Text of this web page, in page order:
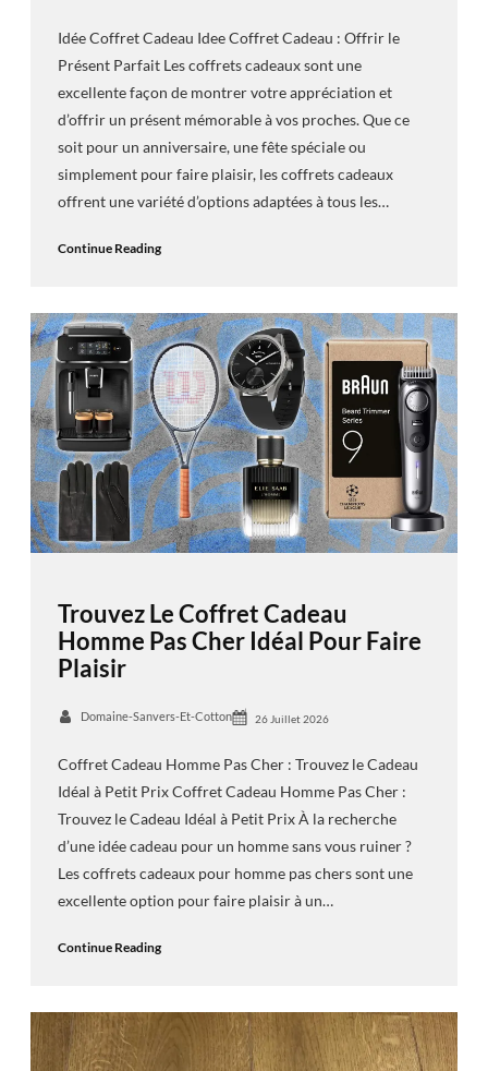
Idée Coffret Cadeau Idee Coffret Cadeau : Offrir le
Présent Parfait Les coffrets cadeaux sont une
excellente façon de montrer votre appréciation et
d’offrir un présent mémorable à vos proches. Que ce
soit pour un anniversaire, une fête spéciale ou
simplement pour faire plaisir, les coffrets cadeaux
offrent une variété d’options adaptées à tous les…
Continue Reading
Trouvez Le Coffret Cadeau
Homme Pas Cher Idéal Pour Faire
Plaisir
Domaine-Sanvers-Et-Cotton 26 Juillet 2026
Coffret Cadeau Homme Pas Cher : Trouvez le Cadeau
Idéal à Petit Prix Coffret Cadeau Homme Pas Cher :
Trouvez le Cadeau Idéal à Petit Prix À la recherche
d’une idée cadeau pour un homme sans vous ruiner ?
Les coffrets cadeaux pour homme pas chers sont une
excellente option pour faire plaisir à un…
Continue Reading